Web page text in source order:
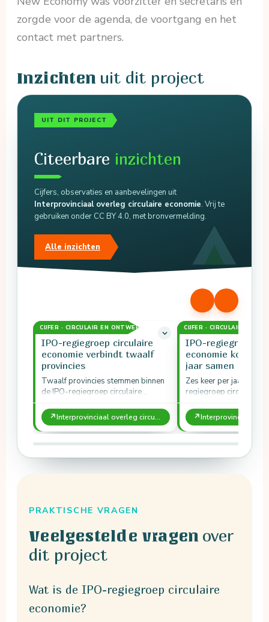
zorgde voor de agenda, de voortgang en het
contact met partners.
Inzichten uit dit project
UIT DIT PROJECT
Citeerbare inzichten
Cijfers, observaties en aanbevelingen uit
Interprovinciaal overleg circulaire economie. Vrij te
gebruiken onder CC BY 4.0, met bronvermelding.
Alle inzichten
CIJFER · CIRCULAIR EN ONTWERP
IPO-regiegroep circulaire
economie verbindt twaalf
provincies
Twaalf provincies stemmen binnen
de IPO-regiegroep circulaire
op elkaar af.
↗ Interprovinciaal overleg circulaire economie
CIJFER · CIRCULAIR EN
IPO-regiegroep
economie komt
jaar samen
Zes keer per jaar komt
regiegroep circulaire
over het proces om…
↗
PRAKTISCHE VRAGEN
Veelgestelde vragen over
dit project
Wat is de IPO-regiegroep circulaire
economie?